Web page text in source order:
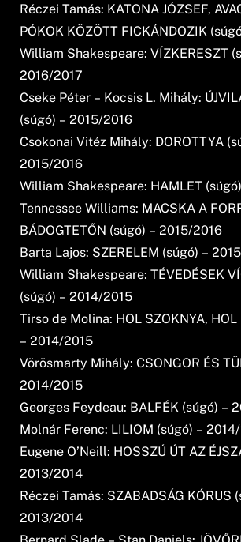
Réczei Tamás: KATONA JÓZSEF,
PÓKOK KÖZÖTT FICKÁNDOZIK
William Shakespeare: VÍZKERESZT
2016/2017
Cseke Péter – Kocsis L. Mihály:
(súgó) – 2015/2016
Csokonai Vitéz Mihály: DOROTTYA
2015/2016
William Shakespeare: HAMLET
Tennessee Williams: MACSKA A
BÁDOGTETŐN (súgó) – 2015/2016
Barta Lajos: SZERELEM (súgó) –
William Shakespeare: TÉVEDÉSEK
(súgó) – 2014/2015
Tirso de Molina: HOL SZOKNYA, HOL
– 2014/2015
Vörösmarty Mihály: CSONGOR ÉS
2014/2015
Georges Feydeau: BALFÉK (súgó) –
Molnár Ferenc: LILIOM (súgó) –
Eugene O’Neill: HOSSZÚ ÚT AZ
2013/2014
Réczei Tamás: SZABADSÁG KÓRUS
2013/2014